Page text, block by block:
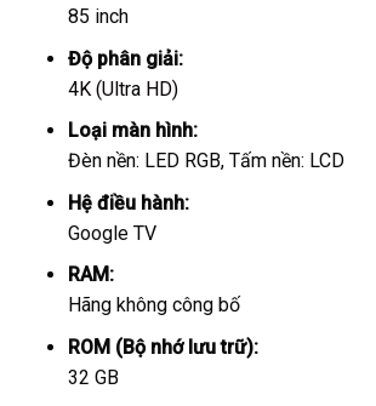
85 inch
Độ phân giải:
4K (Ultra HD)
Loại màn hình:
Đèn nền: LED RGB, Tấm nền: LCD
Hệ điều hành:
Google TV
RAM:
Hãng không công bố
ROM (Bộ nhớ lưu trữ):
32 GB